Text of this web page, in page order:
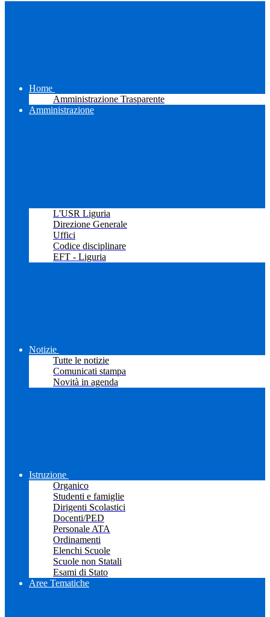
Home
Amministrazione Trasparente
Amministrazione
L'USR Liguria
Direzione Generale
Uffici
Codice disciplinare
EFT - Liguria
Notizie
Tutte le notizie
Comunicati stampa
Novità in agenda
Istruzione
Organico
Studenti e famiglie
Dirigenti Scolastici
Docenti/PED
Personale ATA
Ordinamenti
Elenchi Scuole
Scuole non Statali
Esami di Stato
Aree Tematiche